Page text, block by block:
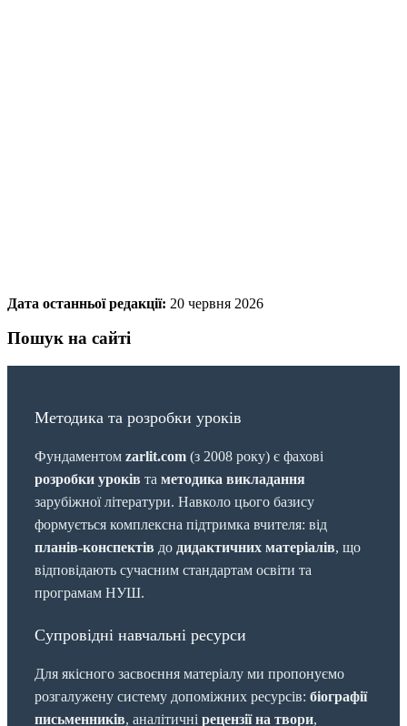
Дата останньої редакції: 20 червня 2026
Пошук на сайті
Методика та розробки уроків
Фундаментом zarlit.com (з 2008 року) є фахові
розробки уроків та методика викладання
зарубіжної літератури. Навколо цього базису
формується комплексна підтримка вчителя: від
планів-конспектів до дидактичних матеріалів, що
відповідають сучасним стандартам освіти та
програмам НУШ.
Супровідні навчальні ресурси
Для якісного засвоєння матеріалу ми пропонуємо
розгалужену систему допоміжних ресурсів: біографії
письменників, аналітичні рецензії на твори,